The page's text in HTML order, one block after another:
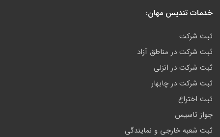
خدمات تندیس مهان:
ثبت شرکت
ثبت شرکت در مناطق آزاد
ثبت شرکت در انزلی
ثبت شرکت در چابهار
ثبت اختراع
جواز تاسیس
ثبت شعبه خارجی و نمایندگی